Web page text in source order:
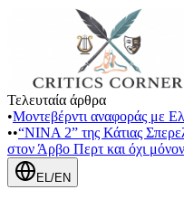
Τελευταία άρθρα
•Μοντεβέρντι αναφοράς με
••“NINA 2” της Κάτιας
στον Άρβο Περτ και όχι
EL/EN